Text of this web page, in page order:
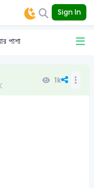
Sign In
পাশা
1k